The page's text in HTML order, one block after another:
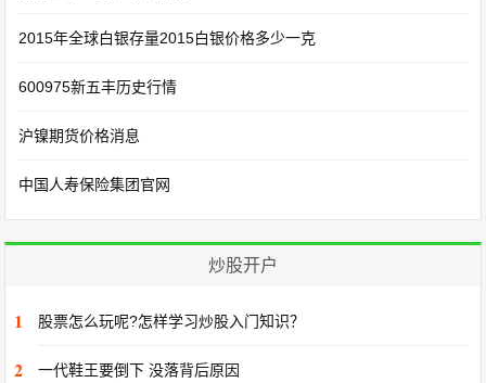
2015年全球白银存量2015白银价格多少一克
600975新五丰历史行情
沪镍期货价格消息
中国人寿保险集团官网
炒股开户
1 股票怎么玩呢?怎样学习炒股入门知识？
2 一代鞋王要倒下 没落背后原因